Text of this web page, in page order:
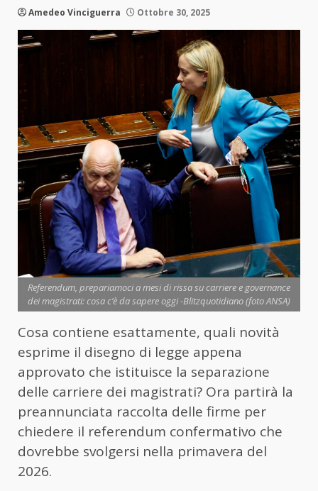
Amedeo Vinciguerra Ottobre 30, 2025
Referendum, prepariamoci a mesi di rissa su carriere e governance
dei magistrati: cosa c’è da sapere oggi -Blitzquotidiano (foto ANSA)
Cosa contiene esattamente, quali novità
esprime il disegno di legge appena
approvato che istituisce la separazione
delle carriere dei magistrati? Ora partirà la
preannunciata raccolta delle firme per
chiedere il referendum confermativo che
dovrebbe svolgersi nella primavera del
2026.